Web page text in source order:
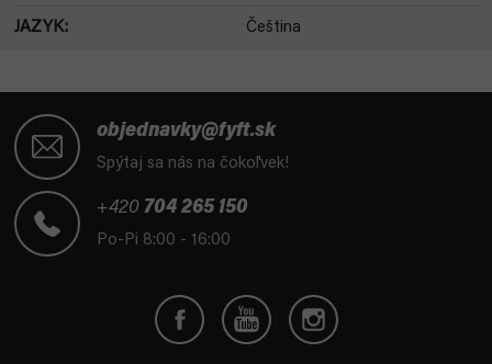
JAZYK: Čeština
objednavky@fyft.sk
Spýtaj sa nás na čokoľvek!
+420 704 265 150
Po-Pi 8:00 - 16:00